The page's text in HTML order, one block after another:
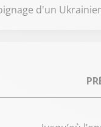
d'un